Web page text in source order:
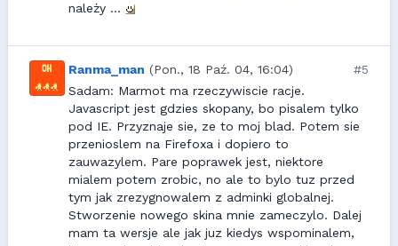
należy ...
Ranma_man (Pon., 18 Paź. 04, 16:04)
#5
Sadam: Marmot ma rzeczywiscie racje.
Javascript jest gdzies skopany, bo pisalem tylko
pod IE. Przyznaje sie, ze to moj blad. Potem sie
przenioslem na Firefoxa i dopiero to
zauwazylem. Pare poprawek jest, niektore
mialem potem zrobic, no ale to bylo tuz przed
tym jak zrezygnowalem z adminki globalnej.
Stworzenie nowego skina mnie zameczylo. Dalej
mam ta wersje ale jak juz kiedys wspominalem,